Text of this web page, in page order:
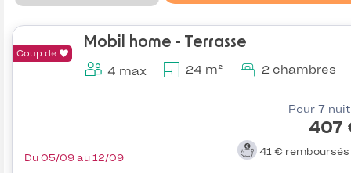
Coup de
Mobil home - Terrasse
4 max 24 m² 2 chambres
Pour 7
407
41 € remboursés
Du 05/09 au 12/09